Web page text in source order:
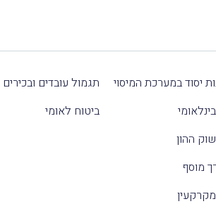
יסוד במערכת המיסוי
ההון
מוסף
מקרקעין
תגמול עובדים ובכירים
ביטוח לאומי